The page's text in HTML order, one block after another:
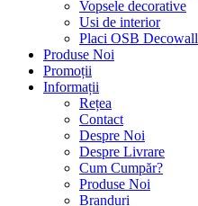
Vopsele decorative
Usi de interior
Placi OSB Decowall
Produse Noi
Promoții
Informații
Rețea
Contact
Despre Noi
Despre Livrare
Cum Cumpăr?
Produse Noi
Branduri